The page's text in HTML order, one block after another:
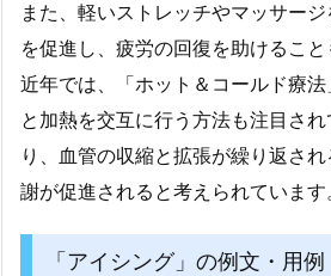
また、軽いストレッチやマッサー
を促進し、疲労の回復を助けること
近年では、「ホット＆コールド療
と加熱を交互に行う方法も注目さ
り、血管の収縮と拡張が繰り返さ
謝が促進されると考えられています
「アイシング」の例文・用例